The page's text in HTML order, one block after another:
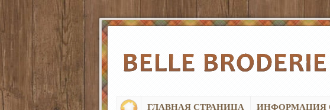
ГЛАВНАЯ СТРАНИЦА ИНФОРМАЦИЯ